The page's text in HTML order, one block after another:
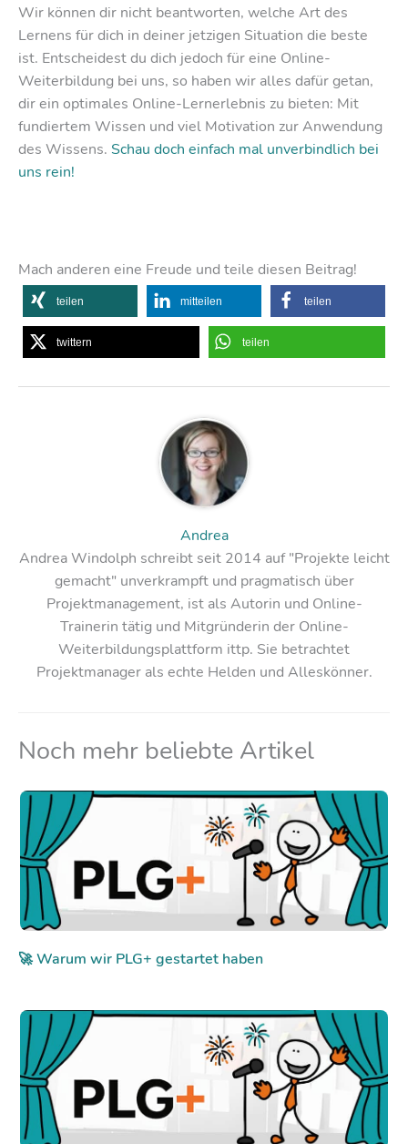
Wir können dir nicht beantworten, welche Art des
Lernens für dich in deiner jetzigen Situation die beste
ist. Entscheidest du dich jedoch für eine Online-
Weiterbildung bei uns, so haben wir alles dafür getan,
dir ein optimales Online-Lernerlebnis zu bieten: Mit
fundiertem Wissen und viel Motivation zur Anwendung
des Wissens. Schau doch einfach mal unverbindlich bei
uns rein!
Mach anderen eine Freude und teile diesen Beitrag!
teilen mitteilen teilen
twittern teilen
Andrea
Andrea Windolph schreibt seit 2014 auf "Projekte leicht
gemacht" unverkrampft und pragmatisch über
Projektmanagement, ist als Autorin und Online-
Trainerin tätig und Mitgründerin der Online-
Weiterbildungsplattform ittp. Sie betrachtet
Projektmanager als echte Helden und Alleskönner.
Noch mehr beliebte Artikel
🚀 Warum wir PLG+ gestartet haben